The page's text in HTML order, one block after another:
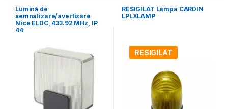
Lumină de
semnalizare/avertizare
Nice ELDC, 433.92 MHz, IP
44
RESIGILAT Lampa CARDIN
LPLXLAMP
RESIGILAT